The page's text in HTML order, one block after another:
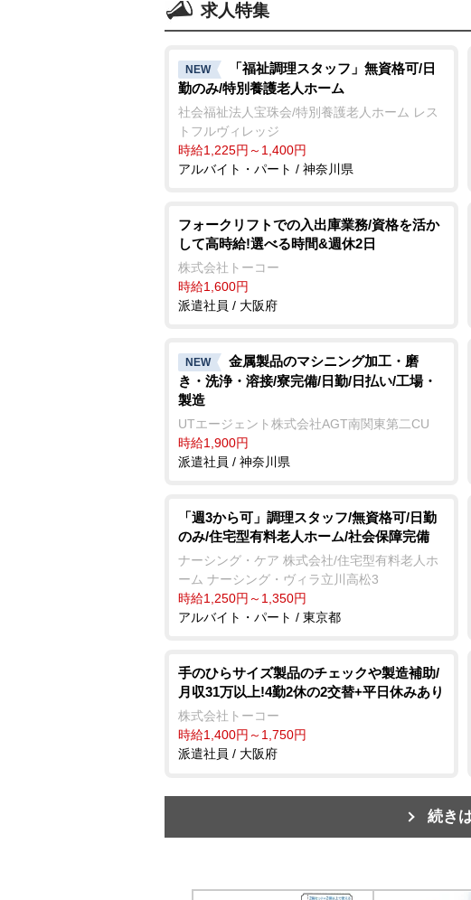
求人特集
NEW
「福祉調理スタッフ」無資格可/日
勤のみ/特別養護老人ホーム
社会福祉法人宝珠会/特別養護老人ホーム レス
トフルヴィレッジ
時給1,225円～1,400円
アルバイト・パート / 神奈川県
フォークリフトでの入出庫業務/資格を活か
して高時給!選べる時間&週休2日
株式会社トーコー
時給1,600円
派遣社員 / 大阪府
NEW
金属製品のマシニング加工・磨
き・洗浄・溶接/寮完備/日勤/日払い/工場・
製造
UTエージェント株式会社AGT南関東第二CU
時給1,900円
派遣社員 / 神奈川県
「週3から可」調理スタッフ/無資格可/日勤
のみ/住宅型有料老人ホーム/社会保障完備
ナーシング・ケア 株式会社/住宅型有料老人ホ
ーム ナーシング・ヴィラ立川高松3
時給1,250円～1,350円
アルバイト・パート / 東京都
手のひらサイズ製品のチェックや製造補助/
月収31万以上!4勤2休の2交替+平日休みあり
株式会社トーコー
時給1,400円～1,750円
派遣社員 / 大阪府
続き